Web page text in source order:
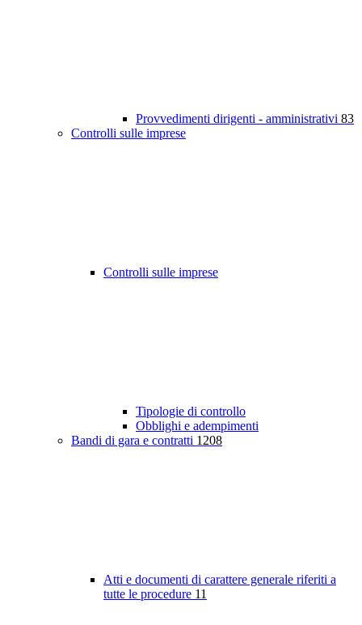
Provvedimenti dirigenti - amministrativi 83
Controlli sulle imprese
Controlli sulle imprese
Tipologie di controllo
Obblighi e adempimenti
Bandi di gara e contratti 1208
Atti e documenti di carattere generale riferiti a
tutte le procedure 11